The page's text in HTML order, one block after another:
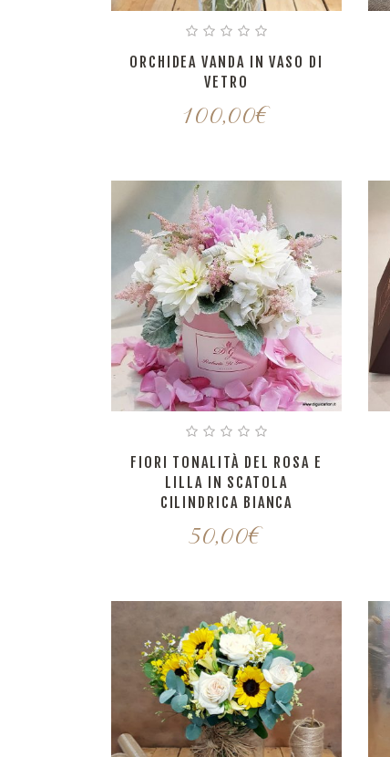
ORCHIDEA VANDA IN VASO DI
VETRO
100,00€
FIORI TONALITÀ DEL ROSA E
LILLA IN SCATOLA
CILINDRICA BIANCA
50,00€